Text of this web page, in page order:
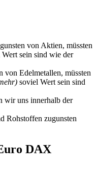
von Aktien, müssten
sein sind wie der
von Edelmetallen, müssten
soviel Wert sein sind
wir uns innerhalb der
Rohstoffen zugunsten
DAX